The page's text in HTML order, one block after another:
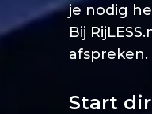
je nodig
Bij
Start